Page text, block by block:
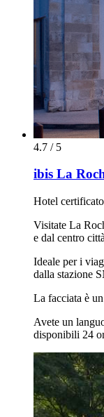
4.7 / 5
ibis La
Hotel
Visitate La
e dal centro
Ideale per i
dalla stazione
La facciata è
Avete un
disponibili 24